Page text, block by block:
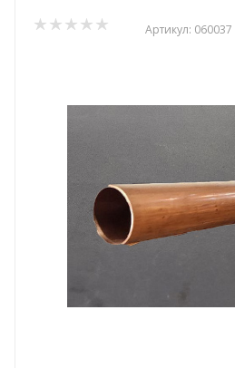
Артикул: 060037